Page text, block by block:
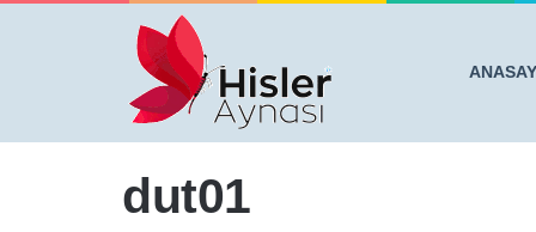
Anasayfa / Dut Yaprağının Mucizevi Faydaları
dut01